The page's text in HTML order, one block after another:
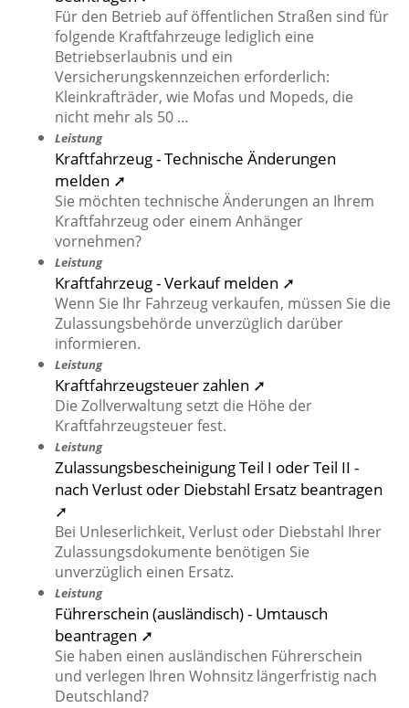
Für den Betrieb auf öffentlichen Straßen sind für
folgende Kraftfahrzeuge lediglich eine
Betriebserlaubnis und ein
Versicherungskennzeichen erforderlich:
Kleinkrafträder, wie Mofas und Mopeds, die
nicht mehr als 50 …
Leistung
Kraftfahrzeug - Technische Änderungen
melden ➚
Sie möchten technische Änderungen an Ihrem
Kraftfahrzeug oder einem Anhänger
vornehmen?
Leistung
Kraftfahrzeug - Verkauf melden ➚
Wenn Sie Ihr Fahrzeug verkaufen, müssen Sie die
Zulassungsbehörde unverzüglich darüber
informieren.
Leistung
Kraftfahrzeugsteuer zahlen ➚
Die Zollverwaltung setzt die Höhe der
Kraftfahrzeugsteuer fest.
Leistung
Zulassungsbescheinigung Teil I oder Teil II -
nach Verlust oder Diebstahl Ersatz beantragen
➚
Bei Unleserlichkeit, Verlust oder Diebstahl Ihrer
Zulassungsdokumente benötigen Sie
unverzüglich einen Ersatz.
Leistung
Führerschein (ausländisch) - Umtausch
beantragen ➚
Sie haben einen ausländischen Führerschein
und verlegen Ihren Wohnsitz längerfristig nach
Deutschland?